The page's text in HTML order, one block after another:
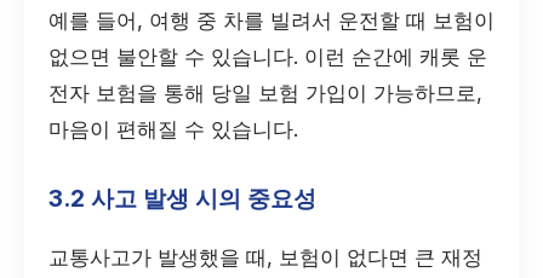
예를 들어, 여행 중 차를 빌려서 운전할 때 보험이
없으면 불안할 수 있습니다. 이런 순간에 캐롯 운
전자 보험을 통해 당일 보험 가입이 가능하므로,
마음이 편해질 수 있습니다.
3.2 사고 발생 시의 중요성
교통사고가 발생했을 때, 보험이 없다면 큰 재정